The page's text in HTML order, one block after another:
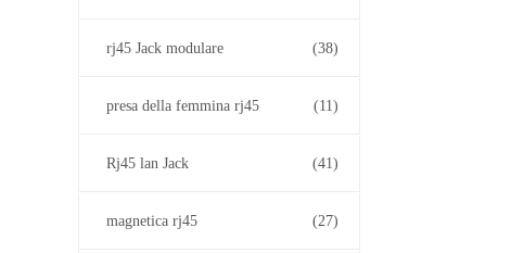
rj45 Jack modulare (38)
presa della femmina rj45 (11)
Rj45 lan Jack (41)
magnetica rj45 (27)